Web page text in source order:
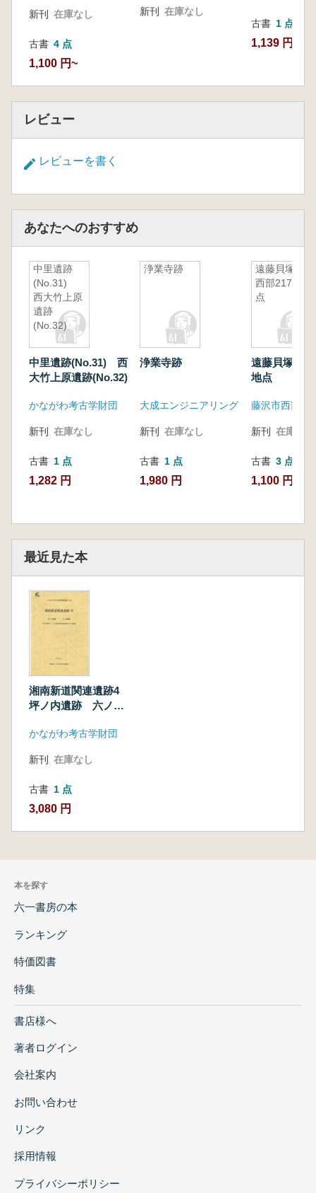
新刊 在庫なし
古書 4 点
1,100 円~
新刊 在庫なし
古書 1 点
1,139 円
レビュー
レビューを書く
あなたへのおすすめ
中里遺跡
(No.31)
西大竹上原
遺跡
(No.32)
中里遺跡(No.31) 西
大竹上原遺跡(No.32)
かながわ考古学財団
新刊 在庫なし
古書 1 点
1,282 円
浄業寺跡
浄業寺跡
大成エンジニアリング
新刊 在庫なし
古書 1 点
1,980 円
遠藤貝塚
西部217地
点
遠藤貝塚 西
地点
新刊 在庫なし
古書 3 点
1,100 円~
最近見た本
湘南新道関連遺跡4
坪ノ内遺跡 六ノ域
かながわ考古学財団
新刊 在庫なし
古書 1 点
3,080 円
本を探す
六一書房の本
ランキング
特価図書
特集
書店様へ
著者ログイン
会社案内
お問い合わせ
リンク
採用情報
プライバシーポリシー